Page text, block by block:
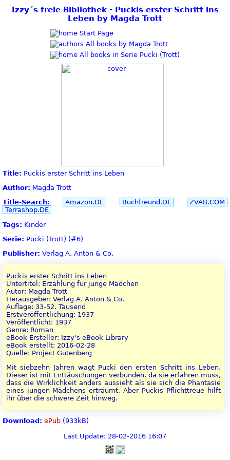
Izzy´s freie Bibliothek - Puckis erster Schritt ins
Leben by Magda Trott
Start Page
All books by Magda Trott
All books in Serie Pucki (Trott)
Title: Puckis erster Schritt ins Leben
Author: Magda Trott
Title-Search:
Amazon.DE Buchfreund.DE
ZVAB.COM
Terrashop.DE
Tags: Kinder
Serie: Pucki (Trott) (#6)
Publisher: Verlag A. Anton & Co.
Puckis erster Schritt ins Leben
Untertitel: Erzählung für junge Mädchen
Autor: Magda Trott
Herausgeber: Verlag A. Anton & Co.
Auflage: 33-52. Tausend
Erstveröffentlichung: 1937
Veröffentlicht: 1937
Genre: Roman
eBook Ersteller: Izzy's eBook Library
eBook erstellt: 2016-02-28
Quelle: Project Gutenberg
Mit siebzehn Jahren wagt Pucki den ersten Schritt ins Leben.
Dieser ist mit Enttäuschungen verbunden, da sie erfahren muss,
dass die Wirklichkeit anders aussieht als sie sich die Phantasie
eines jungen Mädchens erträumt. Aber Puckis Pflichttreue hilft
ihr über die schwere Zeit hinweg.
Download: ePub (933kB)
Last Update: 28-02-2016 16:07